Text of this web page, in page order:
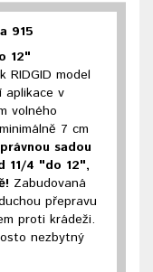
915
12"
RIDGID model
aplikace v
volného
7 cm
sadou
11/4 "do 12",
Zabudovaná
přepravu
proti krádeži.
nezbytný